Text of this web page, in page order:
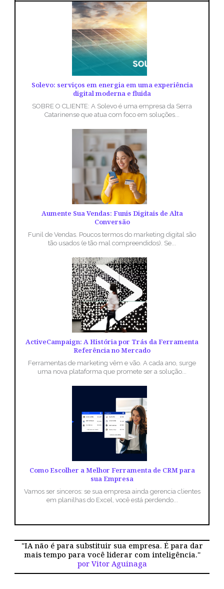
Solevo: serviços em energia em uma experiência
digital moderna e fluida
SOBRE O CLIENTE: A Solevo é uma empresa da Serra
Catarinense que atua com foco em soluções...
Aumente Sua Vendas: Funis Digitais de Alta
Conversão
Funil de Vendas. Poucos termos do marketing digital são
tão usados (e tão mal compreendidos). Se...
ActiveCampaign: A História por Trás da Ferramenta
Referência no Mercado
Ferramentas de marketing vêm e vão. A cada ano, surge
uma nova plataforma que promete ser a solução...
Como Escolher a Melhor Ferramenta de CRM para
sua Empresa
Vamos ser sinceros: se sua empresa ainda gerencia clientes
em planilhas do Excel, você está perdendo...
"IA não é para substituir sua empresa. É para dar
mais tempo para você liderar com inteligência."
por Vitor Aguinaga